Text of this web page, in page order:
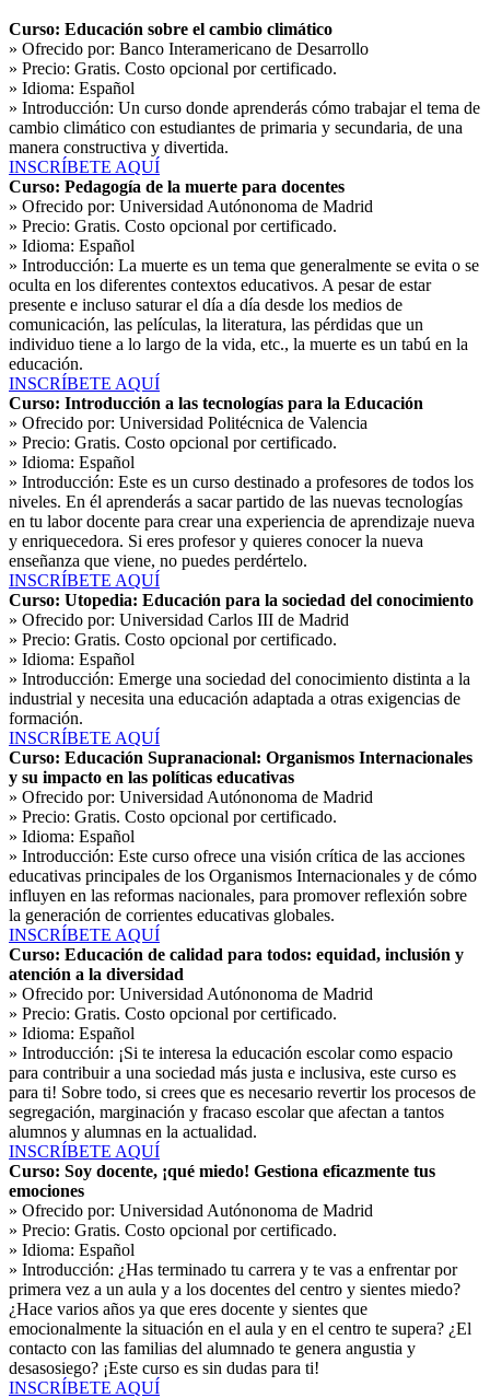
Curso: Educación sobre el cambio climático
» Ofrecido por: Banco Interamericano de Desarrollo
» Precio: Gratis. Costo opcional por certificado.
» Idioma: Español
» Introducción: Un curso donde aprenderás cómo trabajar el tema de
cambio climático con estudiantes de primaria y secundaria, de una
manera constructiva y divertida.
INSCRÍBETE AQUÍ
Curso: Pedagogía de la muerte para docentes
» Ofrecido por: Universidad Autónonoma de Madrid
» Precio: Gratis. Costo opcional por certificado.
» Idioma: Español
» Introducción: La muerte es un tema que generalmente se evita o se
oculta en los diferentes contextos educativos. A pesar de estar
presente e incluso saturar el día a día desde los medios de
comunicación, las películas, la literatura, las pérdidas que un
individuo tiene a lo largo de la vida, etc., la muerte es un tabú en la
educación.
INSCRÍBETE AQUÍ
Curso: Introducción a las tecnologías para la Educación
» Ofrecido por: Universidad Politécnica de Valencia
» Precio: Gratis. Costo opcional por certificado.
» Idioma: Español
» Introducción: Este es un curso destinado a profesores de todos los
niveles. En él aprenderás a sacar partido de las nuevas tecnologías
en tu labor docente para crear una experiencia de aprendizaje nueva
y enriquecedora. Si eres profesor y quieres conocer la nueva
enseñanza que viene, no puedes perdértelo.
INSCRÍBETE AQUÍ
Curso: Utopedia: Educación para la sociedad del conocimiento
» Ofrecido por: Universidad Carlos III de Madrid
» Precio: Gratis. Costo opcional por certificado.
» Idioma: Español
» Introducción: Emerge una sociedad del conocimiento distinta a la
industrial y necesita una educación adaptada a otras exigencias de
formación.
INSCRÍBETE AQUÍ
Curso: Educación Supranacional: Organismos Internacionales
y su impacto en las políticas educativas
» Ofrecido por: Universidad Autónonoma de Madrid
» Precio: Gratis. Costo opcional por certificado.
» Idioma: Español
» Introducción: Este curso ofrece una visión crítica de las acciones
educativas principales de los Organismos Internacionales y de cómo
influyen en las reformas nacionales, para promover reflexión sobre
la generación de corrientes educativas globales.
INSCRÍBETE AQUÍ
Curso: Educación de calidad para todos: equidad, inclusión y
atención a la diversidad
» Ofrecido por: Universidad Autónonoma de Madrid
» Precio: Gratis. Costo opcional por certificado.
» Idioma: Español
» Introducción: ¡Si te interesa la educación escolar como espacio
para contribuir a una sociedad más justa e inclusiva, este curso es
para ti! Sobre todo, si crees que es necesario revertir los procesos de
segregación, marginación y fracaso escolar que afectan a tantos
alumnos y alumnas en la actualidad.
INSCRÍBETE AQUÍ
Curso: Soy docente, ¡qué miedo! Gestiona eficazmente tus
emociones
» Ofrecido por: Universidad Autónonoma de Madrid
» Precio: Gratis. Costo opcional por certificado.
» Idioma: Español
» Introducción: ¿Has terminado tu carrera y te vas a enfrentar por
primera vez a un aula y a los docentes del centro y sientes miedo?
¿Hace varios años ya que eres docente y sientes que
emocionalmente la situación en el aula y en el centro te supera? ¿El
contacto con las familias del alumnado te genera angustia y
desasosiego? ¡Este curso es sin dudas para ti!
INSCRÍBETE AQUÍ